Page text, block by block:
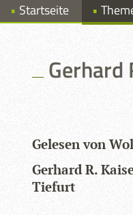
Startseite
Gerhard
Gele­sen von
Ger­hard R.
Tiefurt